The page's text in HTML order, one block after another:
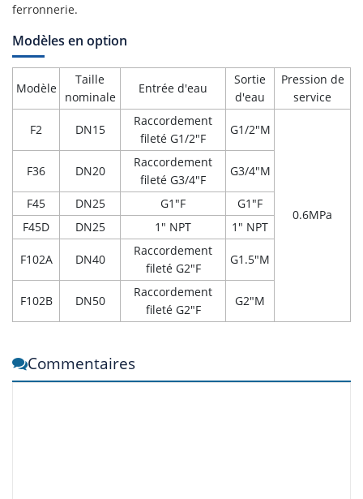
ferronnerie.
Modèles en option
Modèle
Taille
nominale
Entrée d'eau
Sortie
d'eau
Pression de
service
F2 DN15
Raccordement
fileté G1/2"F
G1/2"M
0.6MPa
F36 DN20
Raccordement
fileté G3/4"F
G3/4"M
F45 DN25 G1"F
G1"F
F45D
DN25 1" NPT 1" NPT
F102A DN40
Raccordement
fileté G2"F
G1.5"M
F102B DN50
Raccordement
fileté G2"F
G2"M
Commentaires